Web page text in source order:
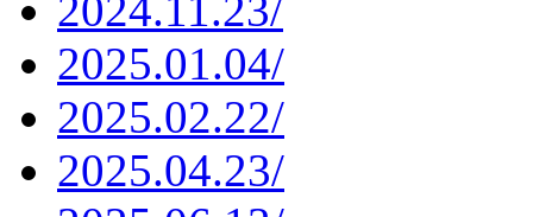
2025.01.04/
2025.02.22/
2025.04.23/